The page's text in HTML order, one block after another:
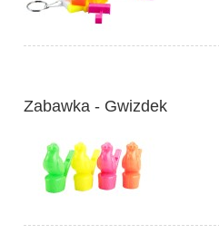
Zabawka - Gwizdek